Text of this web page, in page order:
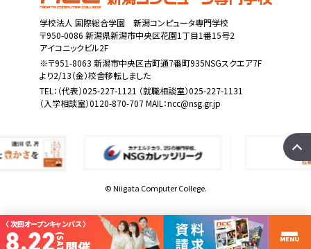
学校法人 国際総合学園 新潟コンピュータ専門学校
〒950-0086 新潟県新潟市中央区花園1丁目1番15号2
アイコニックビル2F
※〒951-8063 新潟市中央区古町通7番町935NSGスクエア7F
より2/13（金）校舎移転しました
TEL： （代表）025-227-1121 （就職相談室）025-227-1131
（入学相談室）0120-870-707 MAIL：ncc@nsg.gr.jp
© Niigata Computer College.
〈 次回オープンキャンパス 〉
(SAT) MENU